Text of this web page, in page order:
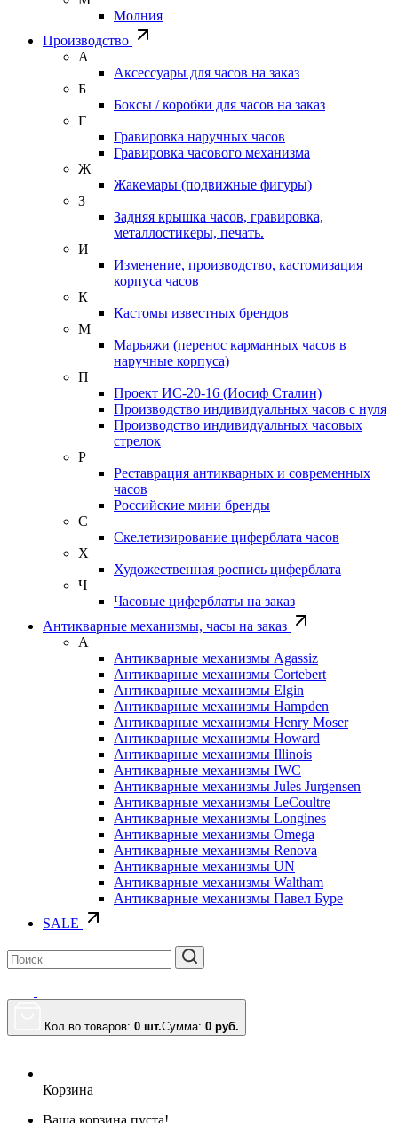
Молния
Производство
А
Аксессуары для часов на заказ
Б
Боксы / коробки для часов на заказ
Г
Гравировка наручных часов
Гравировка часового механизма
Ж
Жакемары (подвижные фигуры)
З
Задняя крышка часов, гравировка,
металлостикеры, печать.
И
Изменение, производство, кастомизация
корпуса часов
К
Кастомы известных брендов
М
Марьяжи (перенос карманных часов в
наручные корпуса)
П
Проект ИС-20-16 (Иосиф Сталин)
Производство индивидуальных часов с нуля
Производство индивидуальных часовых
стрелок
Р
Реставрация антикварных и современных
часов
Российские мини бренды
С
Скелетизирование циферблата часов
Х
Художественная роспись циферблата
Ч
Часовые циферблаты на заказ
Антикварные механизмы, часы на заказ
А
Антикварные механизмы Agassiz
Антикварные механизмы Cortebert
Антикварные механизмы Elgin
Антикварные механизмы Hampden
Антикварные механизмы Henry Moser
Антикварные механизмы Howard
Антикварные механизмы Illinois
Антикварные механизмы IWC
Антикварные механизмы Jules Jurgensen
Антикварные механизмы LeCoultre
Антикварные механизмы Longines
Антикварные механизмы Omega
Антикварные механизмы Renova
Антикварные механизмы UN
Антикварные механизмы Waltham
Антикварные механизмы Павел Буре
SALE
Кол.во товаров: 0 шт.Сумма: 0 руб.
Корзина
Ваша корзина пуста!